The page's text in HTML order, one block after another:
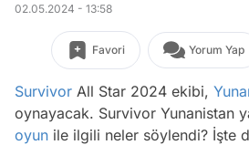
02.05.2024 - 13:58
Favori Yorum Yap
Survivor All Star 2024 ekibi,
oynayacak. Survivor Yunanistan
oyun ile ilgili neler söylendi? İşte